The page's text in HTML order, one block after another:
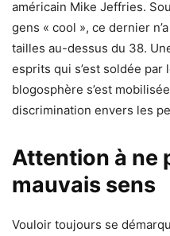
américain Mike Jeffries.
gens « cool », ce dernier
tailles au-dessus du 38.
esprits qui s’est soldée
blogosphère s’est
discrimination envers les
Attention à ne
mauvais sens
Vouloir toujours se